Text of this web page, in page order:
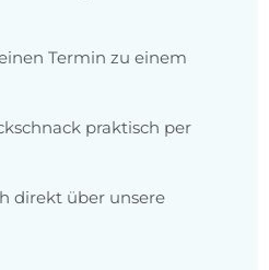
Termin zu einem
praktisch per
direkt über unsere